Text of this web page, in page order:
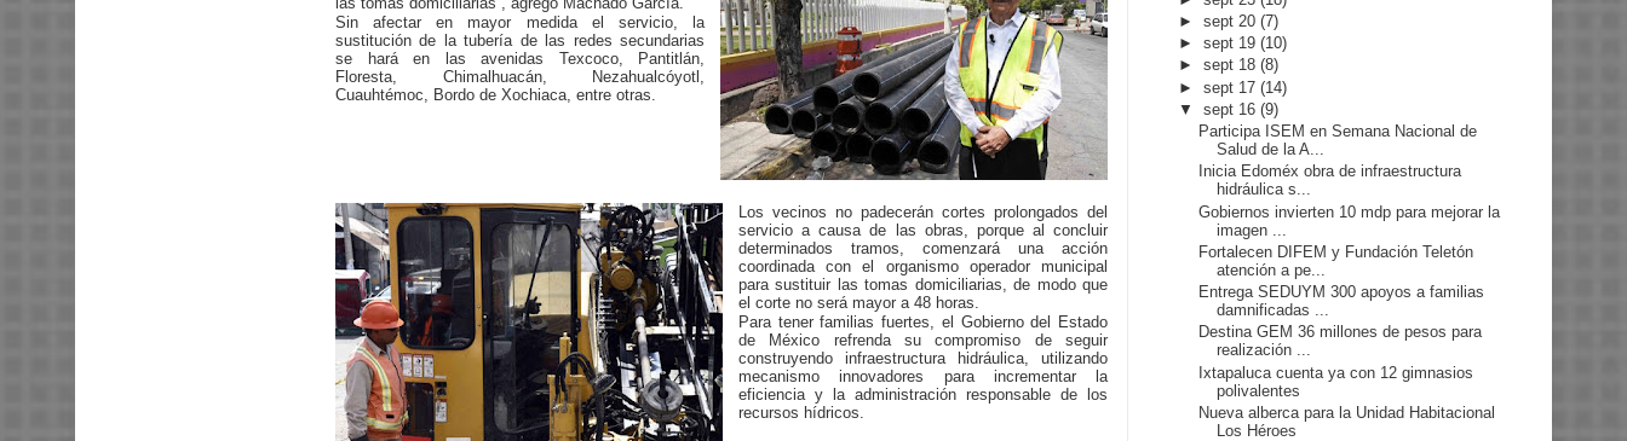
Sin afectar en mayor medida el servicio, la
sustitución de la tubería de las redes secundarias
se hará en las avenidas Texcoco, Pantitlán,
Floresta, Chimalhuacán, Nezahualcóyotl,
Cuauhtémoc, Bordo de Xochiaca, entre otras.
Los vecinos no padecerán cortes prolongados del
servicio a causa de las obras, porque al concluir
determinados tramos, comenzará una acción
coordinada con el organismo operador municipal
para sustituir las tomas domiciliarias, de modo que
el corte no será mayor a 48 horas.
Para tener familias fuertes, el Gobierno del Estado
de México refrenda su compromiso de seguir
construyendo infraestructura hidráulica, utilizando
mecanismo innovadores para incrementar la
eficiencia y la administración responsable de los
recursos hídricos.
►sept 20(7)
►sept 19(10)
►sept 18(8)
►sept 17(14)
▼sept 16(9)
Participa ISEM en Semana Nacional de
Salud de la A...
Inicia Edoméx obra de infraestructura
hidráulica s...
Gobiernos invierten 10 mdp para mejorar la
imagen ...
Fortalecen DIFEM y Fundación Teletón
atención a pe...
Entrega SEDUYM 300 apoyos a familias
damnificadas ...
Destina GEM 36 millones de pesos para
realización ...
Ixtapaluca cuenta ya con 12 gimnasios
polivalentes
Nueva alberca para la Unidad Habitacional
Los Héroes